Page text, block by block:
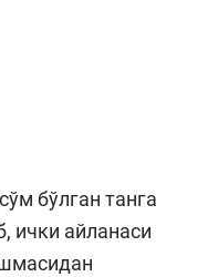
бўлган танга
ички айланаси